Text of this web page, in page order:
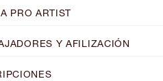
PRO ARTIST
Y AFILIZACIÓN